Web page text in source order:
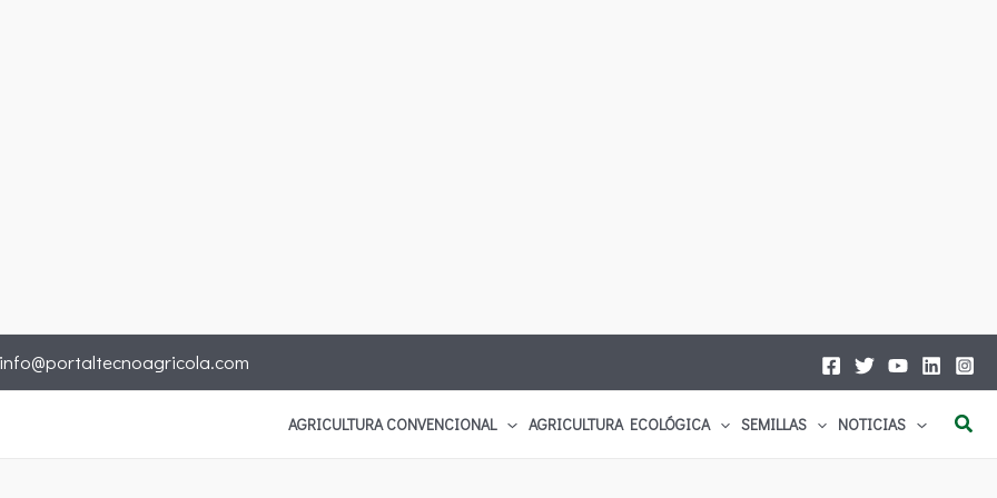
info@portaltecnoagricola.com
AGRICULTURA CONVENCIONAL AGRICULTURA ECOLÓGICA SEMILLAS NOTICIAS